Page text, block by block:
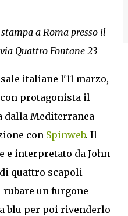
a Roma presso il
Quattro Fontane 23
italiane l'11 marzo,
protagonista il
Mediterranea
con Spinweb. Il
e interpretato da John
quattro scapoli
un furgone
blu per poi rivenderlo